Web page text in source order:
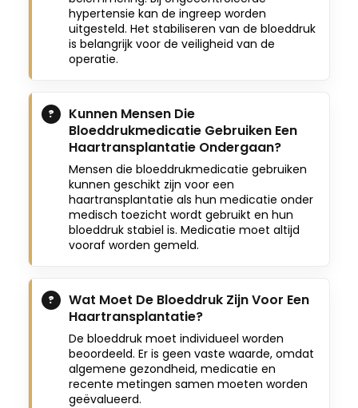
hypertensie kan de ingreep worden
uitgesteld. Het stabiliseren van de bloeddruk
is belangrijk voor de veiligheid van de
operatie.
Kunnen Mensen Die
Bloeddrukmedicatie Gebruiken Een
Haartransplantatie Ondergaan?
Mensen die bloeddrukmedicatie gebruiken
kunnen geschikt zijn voor een
haartransplantatie als hun medicatie onder
medisch toezicht wordt gebruikt en hun
bloeddruk stabiel is. Medicatie moet altijd
vooraf worden gemeld.
Wat Moet De Bloeddruk Zijn Voor Een
Haartransplantatie?
De bloeddruk moet individueel worden
beoordeeld. Er is geen vaste waarde, omdat
algemene gezondheid, medicatie en
recente metingen samen moeten worden
geëvalueerd.